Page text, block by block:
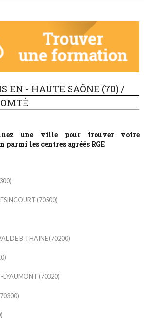
EN - HAUTE SAÔNE (70) /
une ville pour trouver votre
parmi les centres agréés RGE
(70500)
DE BITHAINE (70200)
LYAUMONT (70320)